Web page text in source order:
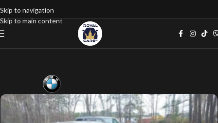
Skip to navigation
Skip to main content
Джип